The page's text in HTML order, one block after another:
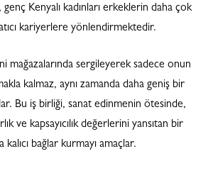
Kenyalı kadınları erkeklerin daha çok
kariyerlere yönlendirmektedir.
mağazalarında sergileyerek sadece onun
kalmaz, aynı zamanda daha geniş bir
Bu iş birliği, sanat edinmenin ötesinde,
ve kapsayıcılık değerlerini yansıtan bir
kalıcı bağlar kurmayı amaçlar.